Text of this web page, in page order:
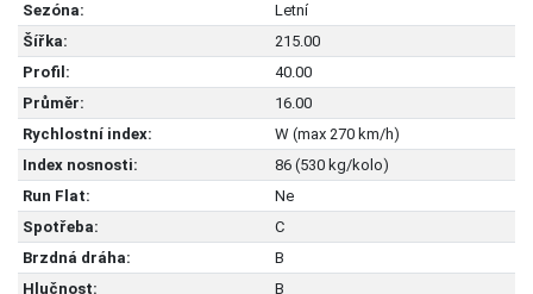
Sezóna:
Letní
Šířka:
215.00
Profil:
40.00
Průměr:
16.00
Rychlostní index:
W (max 270 km/h)
Index nosnosti:
86 (530 kg/kolo)
Run Flat:
Ne
Spotřeba:
C
Brzdná dráha:
B
Hlučnost:
B